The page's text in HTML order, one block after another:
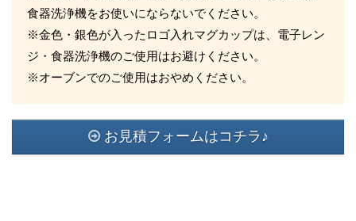
食器洗浄機をお使いにならないでください。
※金色・銀色が入ったロゴ入れマグカップは、電子レン
ジ・食器洗浄機のご使用はお避けください。
※オーブンでのご使用はおやめください。
お見積フォームはコチラ♪